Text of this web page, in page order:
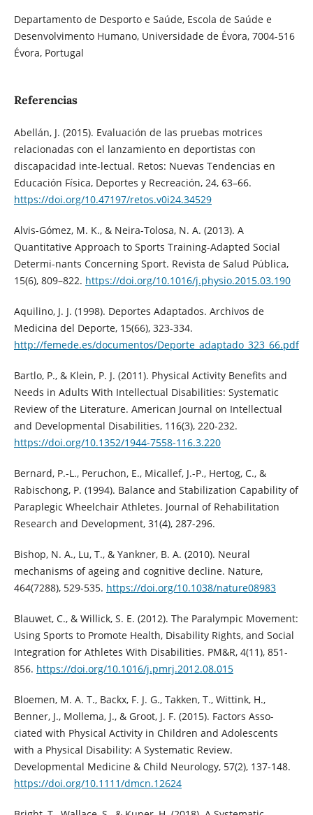
Departamento de Desporto e Saúde, Escola de Saúde e
Desenvolvimento Humano, Universidade de Évora, 7004-516
Évora, Portugal
Referencias
Abellán, J. (2015). Evaluación de las pruebas motrices
relacionadas con el lanzamiento en deportistas con
discapacidad inte-lectual. Retos: Nuevas Tendencias en
Educación Física, Deportes y Recreación, 24, 63–66.
https://doi.org/10.47197/retos.v0i24.34529
Alvis-Gómez, M. K., & Neira-Tolosa, N. A. (2013). A
Quantitative Approach to Sports Training-Adapted Social
Determi-nants Concerning Sport. Revista de Salud Pública,
15(6), 809–822. https://doi.org/10.1016/j.physio.2015.03.190
Aquilino, J. J. (1998). Deportes Adaptados. Archivos de
Medicina del Deporte, 15(66), 323-334.
http://femede.es/documentos/Deporte_adaptado_323_66.pdf
Bartlo, P., & Klein, P. J. (2011). Physical Activity Benefits and
Needs in Adults With Intellectual Disabilities: Systematic
Review of the Literature. American Journal on Intellectual
and Developmental Disabilities, 116(3), 220-232.
https://doi.org/10.1352/1944-7558-116.3.220
Bernard, P.-L., Peruchon, E., Micallef, J.-P., Hertog, C., &
Rabischong, P. (1994). Balance and Stabilization Capability of
Paraplegic Wheelchair Athletes. Journal of Rehabilitation
Research and Development, 31(4), 287-296.
Bishop, N. A., Lu, T., & Yankner, B. A. (2010). Neural
mechanisms of ageing and cognitive decline. Nature,
464(7288), 529-535. https://doi.org/10.1038/nature08983
Blauwet, C., & Willick, S. E. (2012). The Paralympic Movement:
Using Sports to Promote Health, Disability Rights, and Social
Integration for Athletes With Disabilities. PM&R, 4(11), 851-
856. https://doi.org/10.1016/j.pmrj.2012.08.015
Bloemen, M. A. T., Backx, F. J. G., Takken, T., Wittink, H.,
Benner, J., Mollema, J., & Groot, J. F. (2015). Factors Asso-
ciated with Physical Activity in Children and Adolescents
with a Physical Disability: A Systematic Review.
Developmental Medicine & Child Neurology, 57(2), 137-148.
https://doi.org/10.1111/dmcn.12624